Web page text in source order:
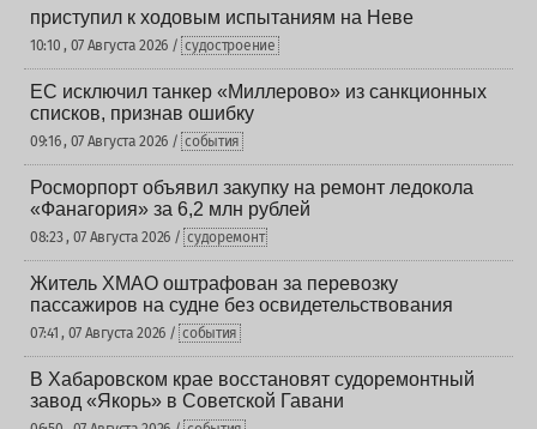
приступил к ходовым испытаниям на Неве
10:10 , 07 Августа 2026 / судостроение
ЕС исключил танкер «Миллерово» из санкционных
списков, признав ошибку
09:16 , 07 Августа 2026 / события
Росморпорт объявил закупку на ремонт ледокола
«Фанагория» за 6,2 млн рублей
08:23 , 07 Августа 2026 / судоремонт
Житель ХМАО оштрафован за перевозку
пассажиров на судне без освидетельствования
07:41 , 07 Августа 2026 / события
В Хабаровском крае восстановят судоремонтный
завод «Якорь» в Советской Гавани